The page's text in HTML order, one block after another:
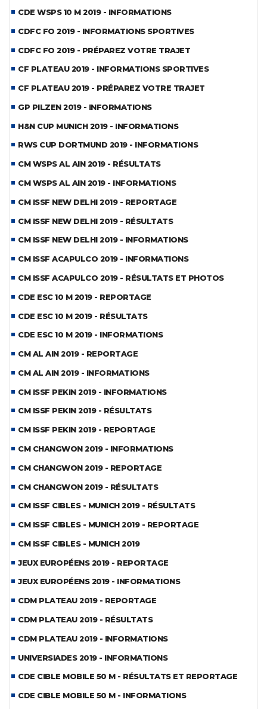
CDE WSPS 10 M 2019 - INFORMATIONS
CDFC FO 2019 - INFORMATIONS SPORTIVES
CDFC FO 2019 - PRÉPAREZ VOTRE TRAJET
CF PLATEAU 2019 - INFORMATIONS SPORTIVES
CF PLATEAU 2019 - PRÉPAREZ VOTRE TRAJET
GP PILZEN 2019 - INFORMATIONS
H&N CUP MUNICH 2019 - INFORMATIONS
RWS CUP DORTMUND 2019 - INFORMATIONS
CM WSPS AL AIN 2019 - RÉSULTATS
CM WSPS AL AIN 2019 - INFORMATIONS
CM ISSF NEW DELHI 2019 - REPORTAGE
CM ISSF NEW DELHI 2019 - RÉSULTATS
CM ISSF NEW DELHI 2019 - INFORMATIONS
CM ISSF ACAPULCO 2019 - INFORMATIONS
CM ISSF ACAPULCO 2019 - RÉSULTATS ET PHOTOS
CDE ESC 10 M 2019 - REPORTAGE
CDE ESC 10 M 2019 - RÉSULTATS
CDE ESC 10 M 2019 - INFORMATIONS
CM AL AIN 2019 - REPORTAGE
CM AL AIN 2019 - INFORMATIONS
CM ISSF PEKIN 2019 - INFORMATIONS
CM ISSF PEKIN 2019 - RÉSULTATS
CM ISSF PEKIN 2019 - REPORTAGE
CM CHANGWON 2019 - INFORMATIONS
CM CHANGWON 2019 - REPORTAGE
CM CHANGWON 2019 - RÉSULTATS
CM ISSF CIBLES - MUNICH 2019 - RÉSULTATS
CM ISSF CIBLES - MUNICH 2019 - REPORTAGE
CM ISSF CIBLES - MUNICH 2019
JEUX EUROPÉENS 2019 - REPORTAGE
JEUX EUROPÉENS 2019 - INFORMATIONS
CDM PLATEAU 2019 - REPORTAGE
CDM PLATEAU 2019 - RÉSULTATS
CDM PLATEAU 2019 - INFORMATIONS
UNIVERSIADES 2019 - INFORMATIONS
CDE CIBLE MOBILE 50 M - RÉSULTATS ET REPORTAGE
CDE CIBLE MOBILE 50 M - INFORMATIONS